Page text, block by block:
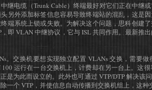
电缆（Trunk Cable）终端最好对它们正在中继
另外添加标签信息容易导致终端站的混乱，这是
端系统上锁或失败。为解决这个问题，思科创建
即 VLAN 中继协议，它与 ISL 共同作用。最新推
交换机要想实现独立配置 VLANs 交换，需要做
运行在一台交换机上，计费却在另一台上。这
是为此而设立的。此外也可通过 VTP/DTP 解决该
一个 VTP，并使信息自动传播到交换机组上，这